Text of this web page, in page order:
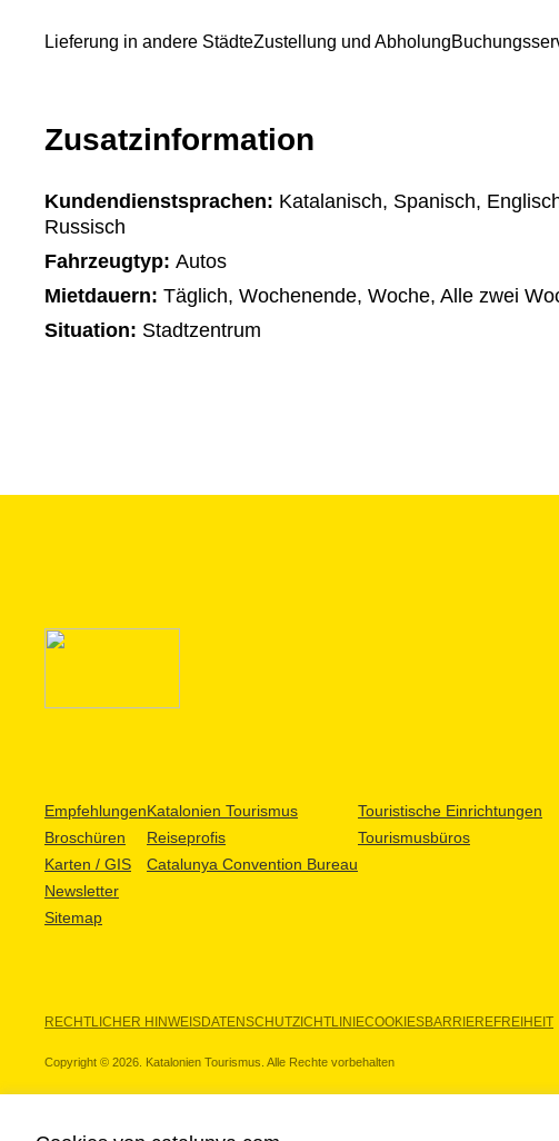
Lieferung in andere StädteZustellung und Abholung
Zusatzinformation
Kundendienstsprachen: Katalanisch, Spanisch,
Russisch
Fahrzeugtyp: Autos
Mietdauern: Täglich, Wochenende, Woche, Alle zwei
Situation: Stadtzentrum
Empfehlungen
Broschüren
Karten / GIS
Newsletter
Sitemap
Katalonien Tourismus
Reiseprofis
Catalunya Convention Bureau
Touristische Einrichtungen
Tourismusbüros
RECHTLICHER HINWEISDATENSCHUTZICHTLINIECOOKIESBARRIEREFREIHEIT
Copyright © 2026. Katalonien Tourismus. Alle Rechte vorbehalten